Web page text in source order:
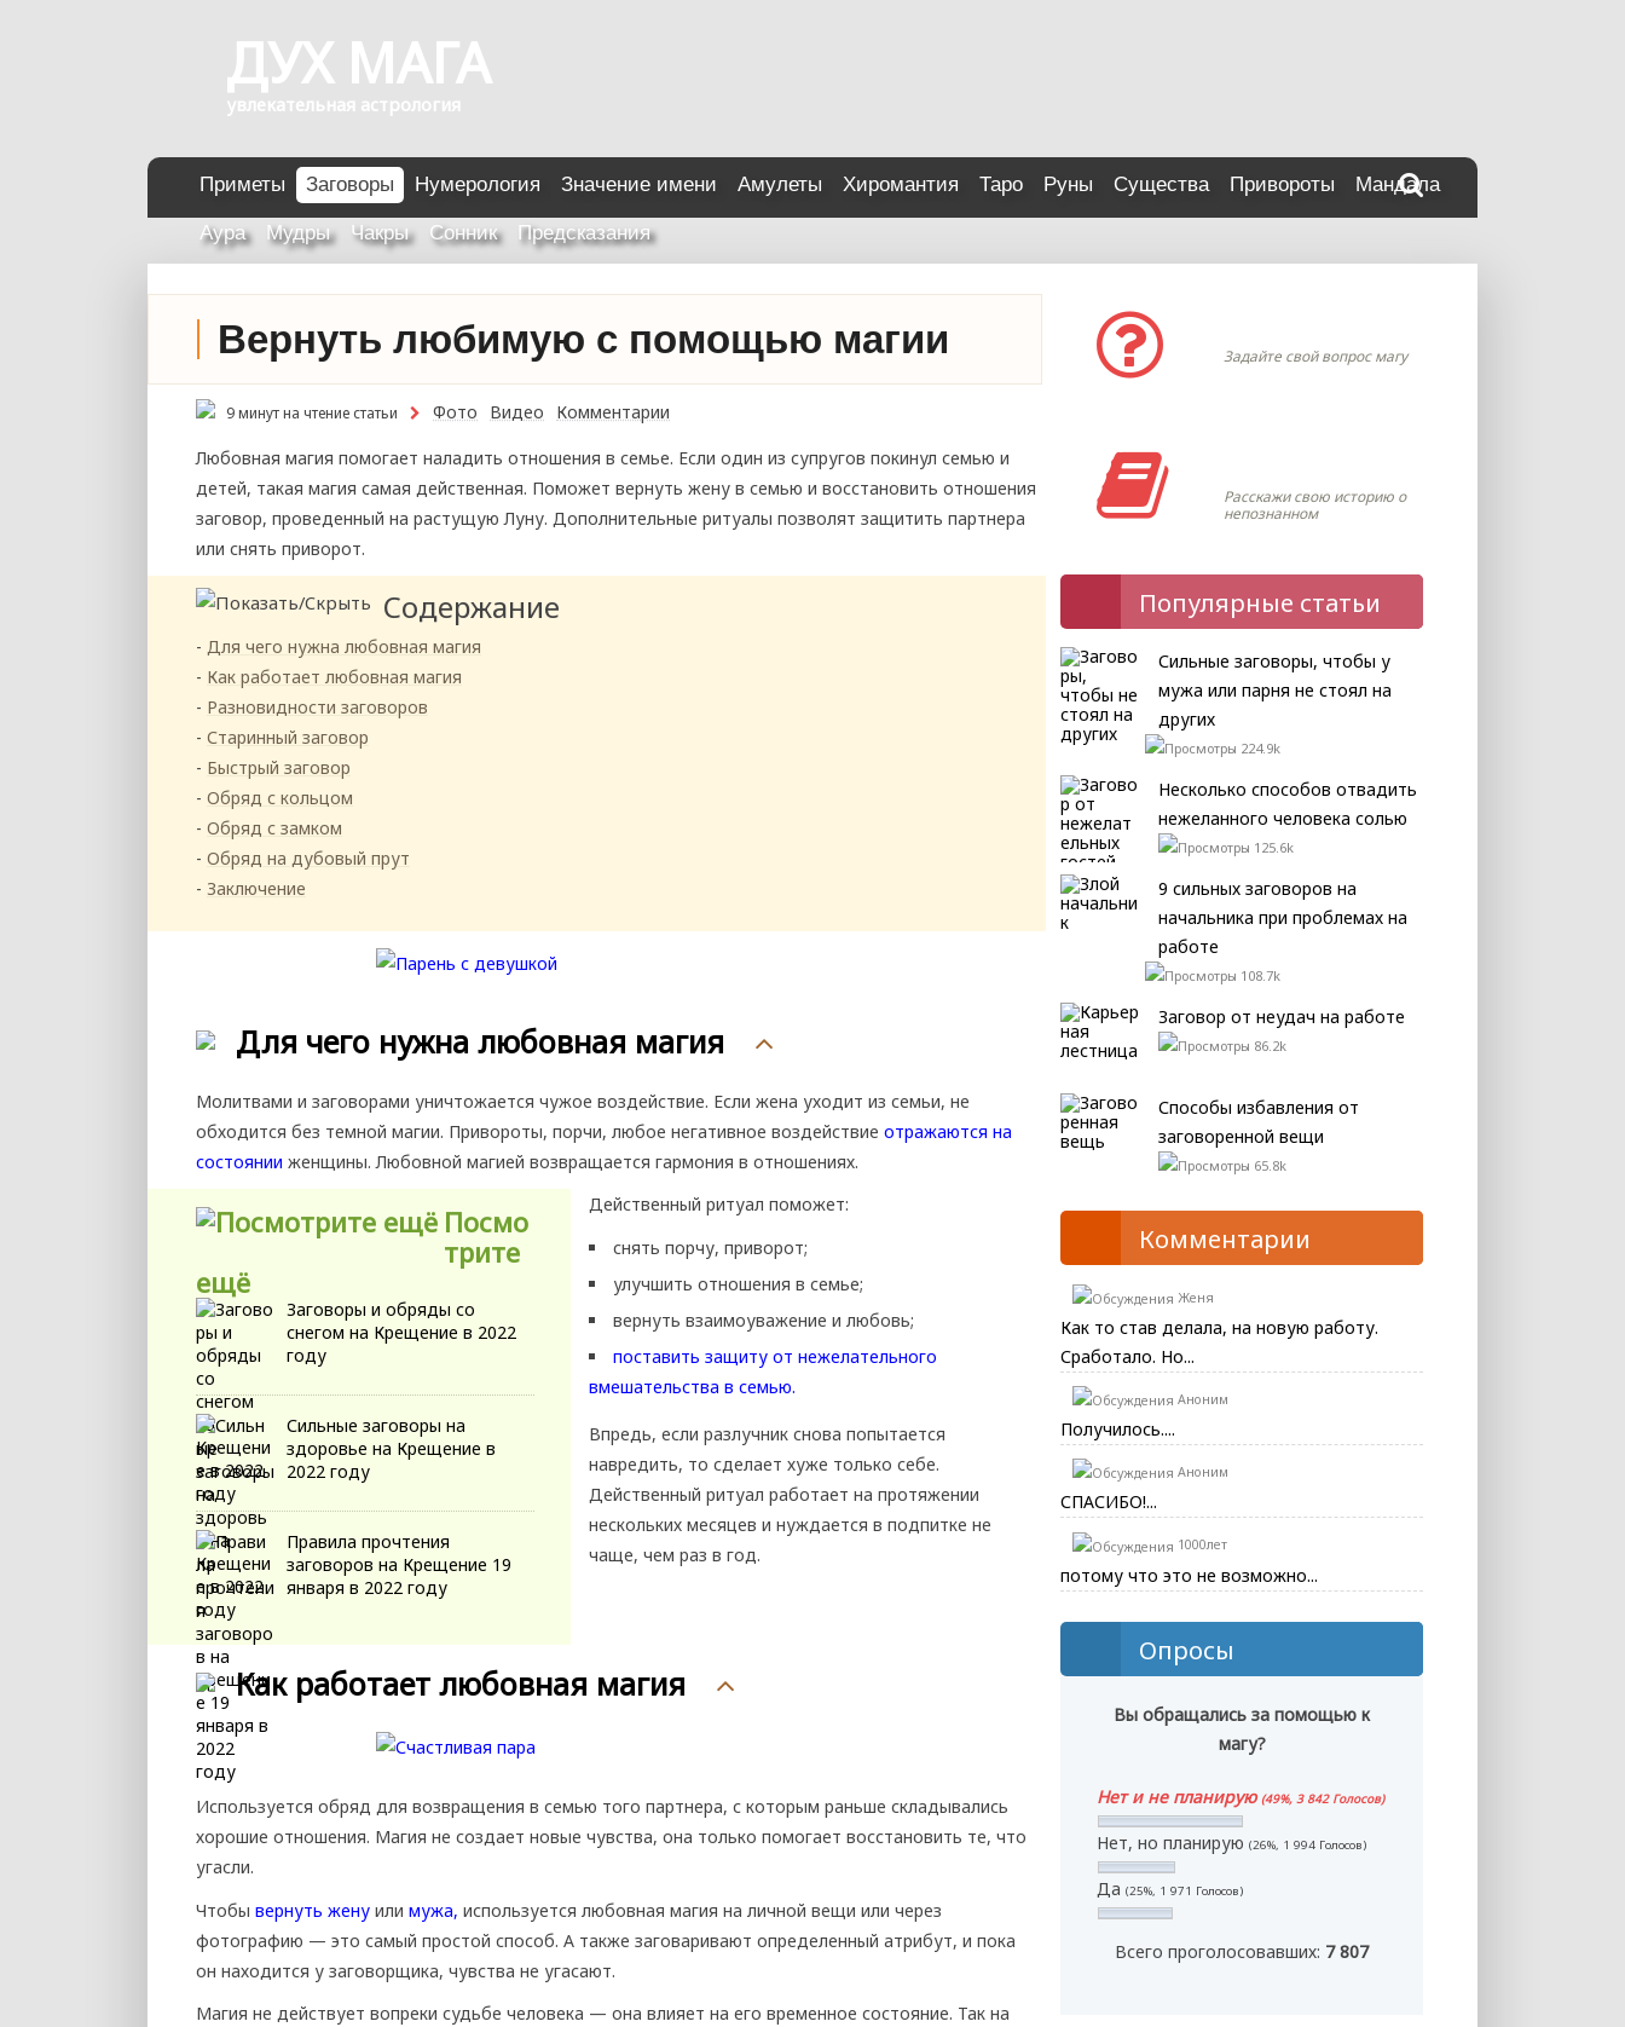
ДУХ МАГА
увлекательная астрология
Приметы Заговоры Нумерология Значение имени Амулеты Хиромантия Таро Руны Существа Привороты Мандала
Аура Мудры Чакры Сонник Предсказания
Вернуть любимую с помощью магии
9 минут на чтение статьи Фото Видео
Комментарии
Любовная магия помогает наладить отношения в семье. Если один из супругов покинул семью и
детей, такая магия самая действенная. Поможет вернуть жену в семью и восстановить отношения
заговор, проведенный на растущую Луну. Дополнительные ритуалы позволят защитить партнера
или снять приворот.
Содержание
Для чего нужна любовная магия
Как работает любовная магия
Разновидности заговоров
Старинный заговор
Быстрый заговор
Обряд с кольцом
Обряд с замком
Обряд на дубовый прут
Заключение
Для чего нужна любовная магия
Молитвами и заговорами уничтожается чужое воздействие. Если жена уходит из семьи, не
обходится без темной магии. Привороты, порчи, любое негативное воздействие отражаются на
состоянии женщины. Любовной магией возвращается гармония в отношениях.
Посмо
трите
ещё
Заговоры и обряды со
снегом на Крещение в 2022
году
Сильные заговоры на
здоровье на Крещение в
2022 году
Правила прочтения
заговоров на Крещение 19
января в 2022 году
Действенный ритуал поможет:
снять порчу, приворот;
улучшить отношения в семье;
вернуть взаимоуважение и любовь;
поставить защиту от нежелательного
вмешательства в семью.
Впредь, если разлучник снова попытается
навредить, то сделает хуже только себе.
Действенный ритуал работает на протяжении
нескольких месяцев и нуждается в подпитке не
чаще, чем раз в год.
Как работает любовная магия
Используется обряд для возвращения в семью того партнера, с которым раньше складывались
хорошие отношения. Магия не создает новые чувства, она только помогает восстановить те, что
угасли.
Чтобы вернуть жену или мужа, используется любовная магия на личной вещи или через
фотографию — это самый простой способ. А также заговаривают определенный атрибут, и пока
он находится у заговорщика, чувства не угасают.
Магия не действует вопреки судьбе человека — она влияет на его временное состояние. Так на
Задайте свой вопрос магу
Расскажи свою историю о
непознанном
Популярные статьи
Сильные заговоры, чтобы у
мужа или парня не стоял на
других
224.9k
Несколько способов отвадить
нежеланного человека солью
125.6k
9 сильных заговоров на
начальника при проблемах на
работе
108.7k
Заговор от неудач на работе
86.2k
Способы избавления от
заговоренной вещи
65.8k
Комментарии
Женя
Как то став делала, на новую работу.
Сработало. Но...
Аноним
Получилось....
Аноним
СПАСИБО!...
1000лет
потому что это не возможно...
Опросы
Вы обращались за помощью к
магу?
Нет и не планирую(49%, 3 842 Голосов)
Нет, но планирую (26%, 1 994 Голосов)
Да (25%, 1 971 Голосов)
Всего проголосовавших: 7 807